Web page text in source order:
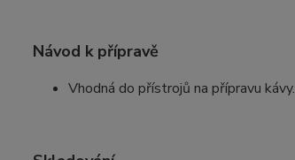
Návod k přípravě
Vhodná do přístrojů na přípravu kávy.